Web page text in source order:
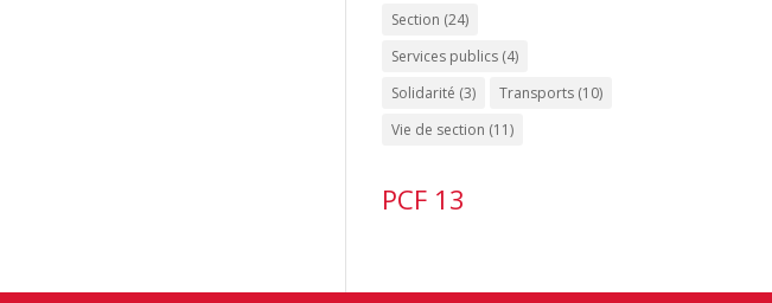
Section (24)
Services publics (4)
Solidarité (3) Transports (10)
Vie de section (11)
PCF 13